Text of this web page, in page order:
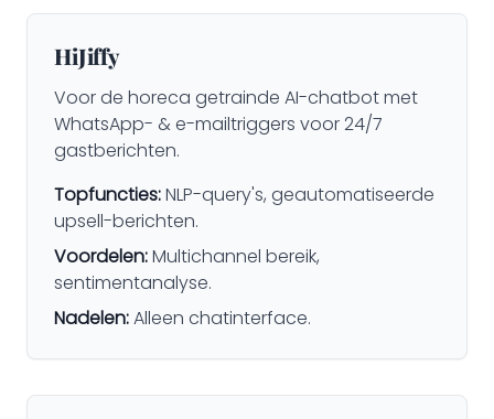
HiJiffy
Voor de horeca getrainde AI-chatbot met
WhatsApp- & e-mailtriggers voor 24/7
gastberichten.
Topfuncties:NLP-query's, geautomatiseerde
upsell-berichten.
Voordelen:Multichannel bereik,
sentimentanalyse.
Nadelen:Alleen chatinterface.